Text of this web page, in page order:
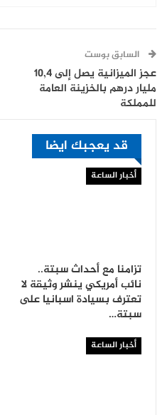
السابق بوست
عجز الميزانية يصل إلى 10,4
مليار درهم بالخزينة العامة
للمملكة
قد يعجبك ايضا
أخبار الساعة
تزامنا مع أحداث سبتة..
نائب أمريكي ينشر وثيقة لا
تعترف بسيادة اسبانيا على
سبتة…
أخبار الساعة